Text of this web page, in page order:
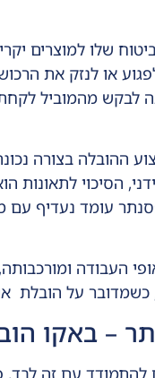
שלו למוצרים
או לנזק את
לבקש מהמוביל
ההובלה בצורה
הסיכוי לתאונות
עומד נעדיף עם
תלוי באופי העבודה
כשמדובר על הובלת
– באקו
עם זה לבד,